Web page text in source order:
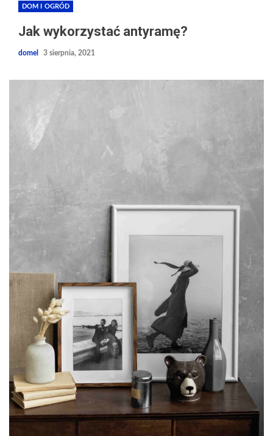
DOM I OGRÓD
Jak wykorzystać antyramę?
domel 3 sierpnia, 2021